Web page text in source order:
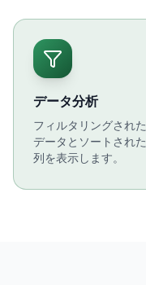
データ分析
フィルタリングされた
データとソートされた
列を表示します。